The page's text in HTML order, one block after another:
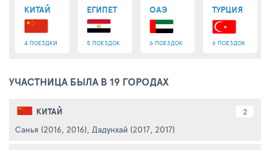
КИТАЙ
4 ПОЕЗДКИ
ЕГИПЕТ
5 ПОЕЗДОК
ОАЭ
6 ПОЕЗДОК
ТУРЦИЯ
6 ПОЕЗДОК
УЧАСТНИЦА БЫЛА В 19 ГОРОДАХ
КИТАЙ 2
Санья (2016, 2016), Дадунхай (2017, 2017)